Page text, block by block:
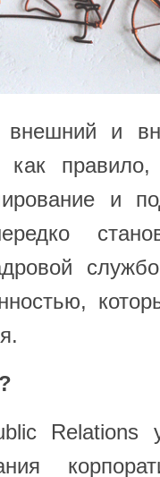
внешний и
правило,
и
Relations